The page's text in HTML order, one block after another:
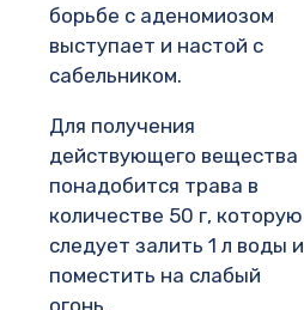
борьбе с аденомиозом
выступает и настой с
сабельником.
Для получения
действующего вещества
понадобится трава в
количестве 50 г, которую
следует залить 1 л воды и
поместить на слабый
огонь.